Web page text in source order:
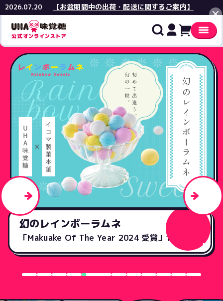
2026.07.20 【お盆期間中の出荷・配送に関するご案内】
閉じる
幻のレインボーラムネ